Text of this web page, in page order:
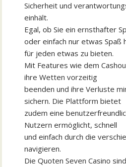
Sicherheit und
einhält.
Egal, ob Sie ein ernsthafter
oder einfach nur etwas Spaß
für jeden etwas zu bieten.
Mit Features wie dem
ihre Wetten vorzeitig
beenden und ihre Verluste
sichern. Die Plattform bietet
zudem eine
Nutzern ermöglicht, schnell
und einfach durch die
navigieren.
Die Quoten Seven Casino